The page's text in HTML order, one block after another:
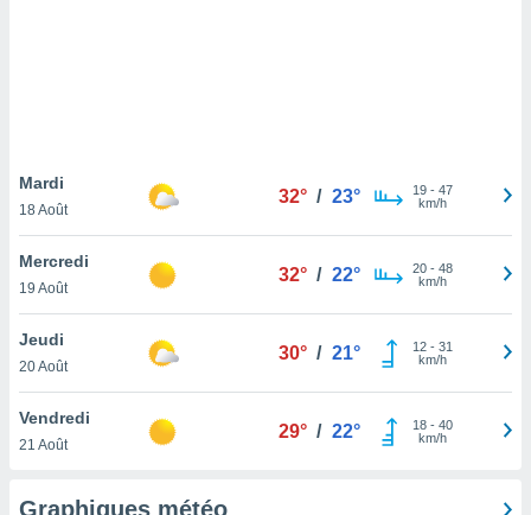
notre
que
et que
Mardi
18 Août
32° / 23° 19- 47
km/h
Mercredi
19 Août
32° / 22° 20- 48
km/h
Jeudi
20 Août
30° / 21° 12- 31
km/h
Vendredi
21 Août
29° / 22° 18- 40
km/h
Graphiques météo